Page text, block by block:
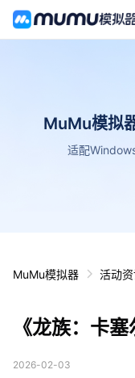
MuMu模拟
适配
MuMu模拟器 活动
《龙族：卡
2026-02-03